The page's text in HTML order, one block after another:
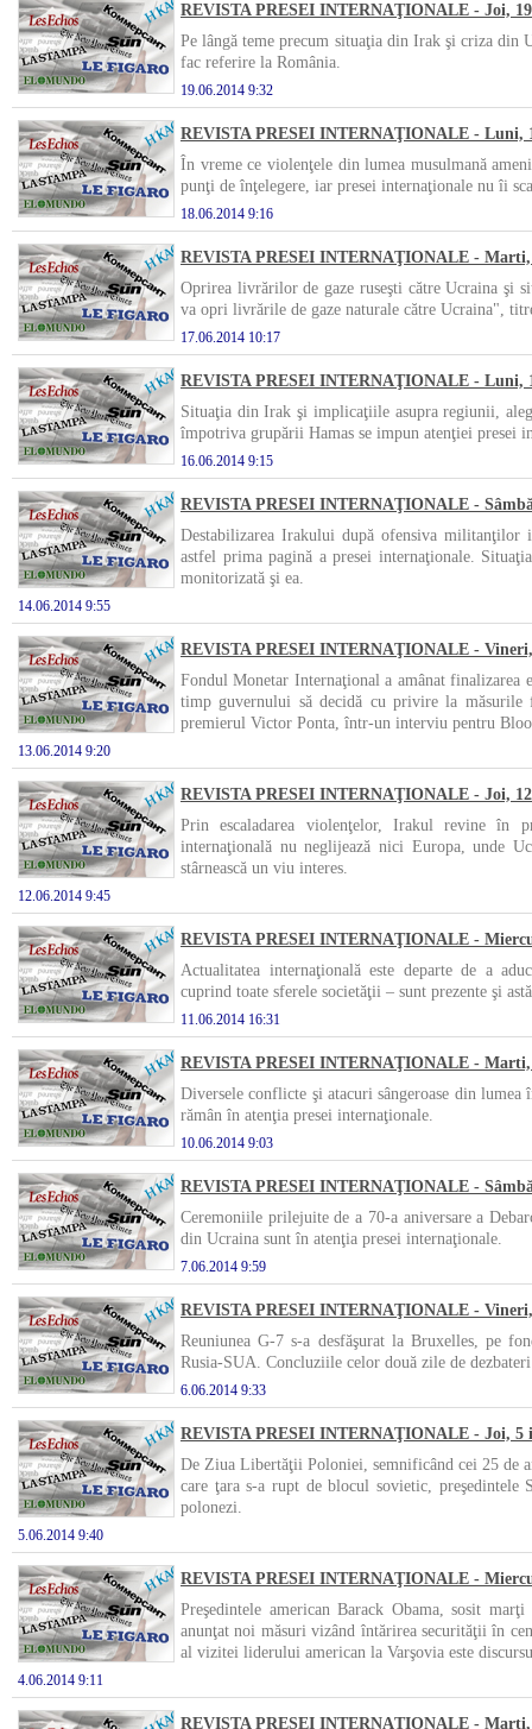
REVISTA PRESEI INTERNAŢIONALE - Joi,
Pe lângă teme precum situaţia din Irak şi criza din
fac referire la România.
19.06.2014 9:32
REVISTA PRESEI INTERNAŢIONALE - Luni,
În vreme ce violenţele din lumea musulmană
punţi de înţelegere, iar presei internaţionale nu îi
18.06.2014 9:16
REVISTA PRESEI INTERNAŢIONALE - Marti,
Oprirea livrărilor de gaze ruseşti către Ucraina şi
va opri livrările de gaze naturale către Ucraina",
17.06.2014 10:17
REVISTA PRESEI INTERNAŢIONALE - Luni,
Situaţia din Irak şi implicaţiile asupra regiunii,
împotriva grupării Hamas se impun atenţiei presei
16.06.2014 9:15
REVISTA PRESEI INTERNAŢIONALE -
Destabilizarea Irakului după ofensiva militanţilor
astfel prima pagină a presei internaţionale.
monitorizată şi ea.
14.06.2014 9:55
REVISTA PRESEI INTERNAŢIONALE -
Fondul Monetar Internaţional a amânat
timp guvernului să decidă cu privire la măsurile
premierul Victor Ponta, într-un interviu pentru
13.06.2014 9:20
REVISTA PRESEI INTERNAŢIONALE - Joi,
Prin escaladarea violenţelor, Irakul revine în
internaţională nu neglijează nici Europa, unde
stârnească un viu interes.
12.06.2014 9:45
REVISTA PRESEI INTERNAŢIONALE -
Actualitatea internaţională este departe de a
cuprind toate sferele societăţii – sunt prezente şi
11.06.2014 16:31
REVISTA PRESEI INTERNAŢIONALE - Marti,
Diversele conflicte şi atacuri sângeroase din
rămân în atenţia presei internaţionale.
10.06.2014 9:03
REVISTA PRESEI INTERNAŢIONALE -
Ceremoniile prilejuite de a 70-a aniversare a
din Ucraina sunt în atenţia presei internaţionale.
7.06.2014 9:59
REVISTA PRESEI INTERNAŢIONALE -
Reuniunea G-7 s-a desfăşurat la Bruxelles, pe
Rusia-SUA. Concluziile celor două zile de
6.06.2014 9:33
REVISTA PRESEI INTERNAŢIONALE - Joi, 5
De Ziua Libertăţii Poloniei, semnificând cei 25 de
care ţara s-a rupt de blocul sovietic,
polonezi.
5.06.2014 9:40
REVISTA PRESEI INTERNAŢIONALE -
Preşedintele american Barack Obama, sosit
anunţat noi măsuri vizând întărirea securităţii în
al vizitei liderului american la Varşovia este
4.06.2014 9:11
REVISTA PRESEI INTERNAŢIONALE - Marţi,